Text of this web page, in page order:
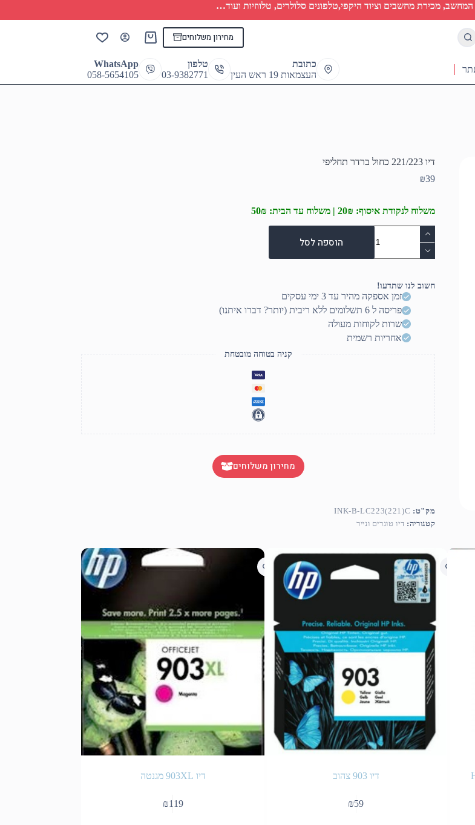
מכירת מחשבים וציוד היקפי,טלפונים סלולרים, טלווזיות ועוד…
מחירון משלוחים
Shopping
כתובת
העצמאות 19 ראש העין
טלפון
03-9382771
WhatsApp
058-5654105
דיו 221/223 כחול ברדר תחליפי
₪39
משלוח לנקודת איסוף: 20₪ | משלוח עד הבית: 50₪
כמות
של
דיו
221/223
ברדר
תחליפי
הוספה לסל
חשוב לנו שתדעו!
זמן אספקה מהיר עד 3 ימי עסקים
פריסה ל 6 תשלומים ללא ריבית (יותר? דברו איתנו)
שרות לקוחות מעולה
אחריות רשמית
קניה בטוחה מובטחת
מחירון משלוחים
מק"ט: INK-B-LC223(221)C
קטגוריה: דיו טונרים ונייר
דיו 903 צהוב
₪59
דיו 903XL מגנטה
₪119